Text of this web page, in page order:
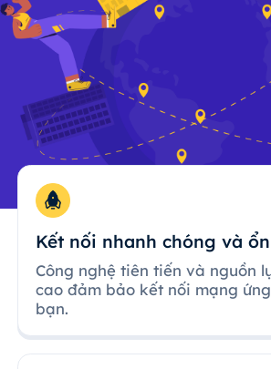
Kết nối nhanh chóng và
Công nghệ tiên tiến và nguồn
cao đảm bảo kết nối mạng
bạn.